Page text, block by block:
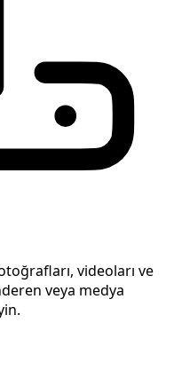
videoları ve
veya medya